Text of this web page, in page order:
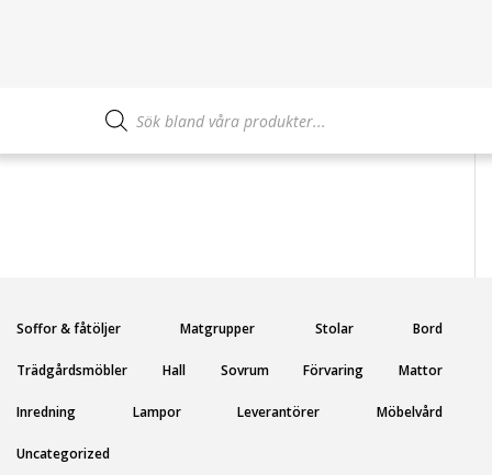
Produktsökning
Soffor & fåtöljer Matgrupper Stolar Bord
Trädgårdsmöbler Hall Sovrum Förvaring Mattor
Inredning Lampor Leverantörer Möbelvård
Uncategorized